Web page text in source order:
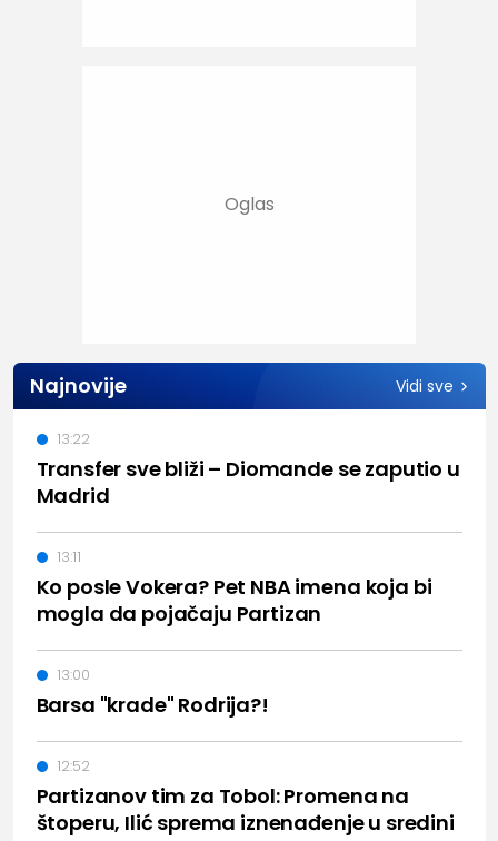
Najnovije Vidi sve
Transfer sve bliži – Diomande se zaputio u
Madrid
13:22
Ko posle Vokera? Pet NBA imena koja bi
mogla da pojačaju Partizan
13:11
Barsa "krade" Rodrija?!
13:00
Partizanov tim za Tobol: Promena na
štoperu, Ilić sprema iznenađenje u sredini
12:52